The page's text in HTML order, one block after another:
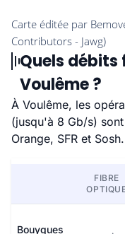
Quels
Voulême ?
À Voulême, les
(jusqu'à 8 Gb/s)
Orange, SFR et Sosh.
FIBRE
Bouygues